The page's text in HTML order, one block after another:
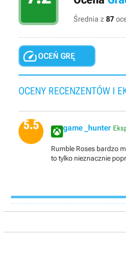
Średnia z 87
OCEŃ GRĘ
OCENY RECENZENTÓW I
5.5 game _hunter
Rumble Roses bardzo
to tylko nieznacznie